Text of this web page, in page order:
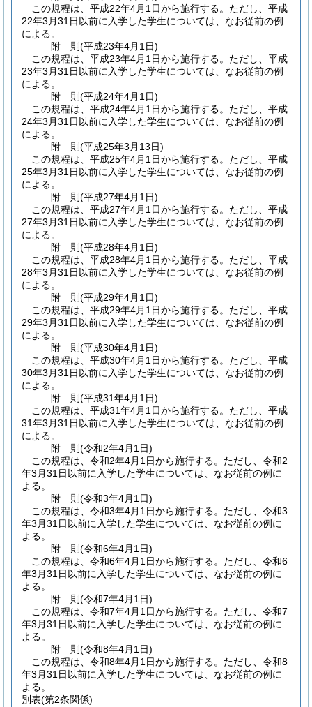
この規程は、平成22年4月1日から施行する。 ただし、平成
22年3月31日以前に入学した学生については、なお従前の例
による。
附 則(平成23年4月1日)
この規程は、平成23年4月1日から施行する。 ただし、平成
23年3月31日以前に入学した学生については、なお従前の例
による。
附 則(平成24年4月1日)
この規程は、平成24年4月1日から施行する。 ただし、平成
24年3月31日以前に入学した学生については、なお従前の例
による。
附 則(平成25年3月13日)
この規程は、平成25年4月1日から施行する。 ただし、平成
25年3月31日以前に入学した学生については、なお従前の例
による。
附 則(平成27年4月1日)
この規程は、平成27年4月1日から施行する。 ただし、平成
27年3月31日以前に入学した学生については、なお従前の例
による。
附 則(平成28年4月1日)
この規程は、平成28年4月1日から施行する。 ただし、平成
28年3月31日以前に入学した学生については、なお従前の例
による。
附 則(平成29年4月1日)
この規程は、平成29年4月1日から施行する。 ただし、平成
29年3月31日以前に入学した学生については、なお従前の例
による。
附 則(平成30年4月1日)
この規程は、平成30年4月1日から施行する。 ただし、平成
30年3月31日以前に入学した学生については、なお従前の例
による。
附 則(平成31年4月1日)
この規程は、平成31年4月1日から施行する。 ただし、平成
31年3月31日以前に入学した学生については、なお従前の例
による。
附 則(令和2年4月1日)
この規程は、令和2年4月1日から施行する。 ただし、令和2
年3月31日以前に入学した学生については、なお従前の例に
よる。
附 則(令和3年4月1日)
この規程は、令和3年4月1日から施行する。 ただし、令和3
年3月31日以前に入学した学生については、なお従前の例に
よる。
附 則(令和6年4月1日)
この規程は、令和6年4月1日から施行する。 ただし、令和6
年3月31日以前に入学した学生については、なお従前の例に
よる。
附 則(令和7年4月1日)
この規程は、令和7年4月1日から施行する。 ただし、令和7
年3月31日以前に入学した学生については、なお従前の例に
よる。
附 則(令和8年4月1日)
この規程は、令和8年4月1日から施行する。 ただし、令和8
年3月31日以前に入学した学生については、なお従前の例に
よる。
別表(第2条関係)